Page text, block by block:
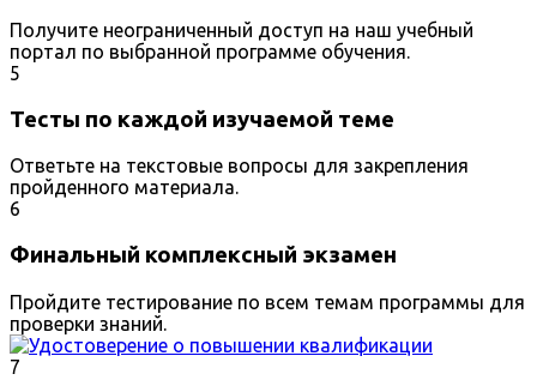
Получите неограниченный доступ на наш учебный
портал по выбранной программе обучения.
5
Тесты по каждой изучаемой теме
Ответьте на текстовые вопросы для закрепления
пройденного материала.
6
Финальный комплексный экзамен
Пройдите тестирование по всем темам программы для
проверки знаний.
7